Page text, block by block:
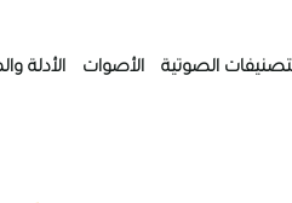
الصوتية الأصوات الأدلة